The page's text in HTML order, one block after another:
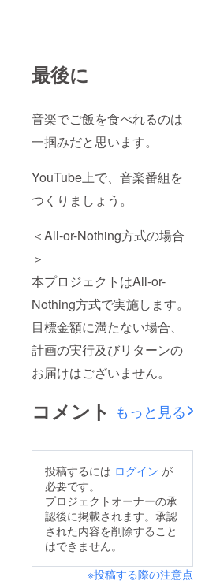
最後に
音楽でご飯を食べれるのは
一掴みだと思います。
YouTube上で、音楽番組を
つくりましょう。
＜All-or-Nothing方式の場合
＞
本プロジェクトはAll-or-
Nothing方式で実施します。
目標金額に満たない場合、
計画の実行及びリターンの
お届けはございません。
コメント もっと見る
投稿するには ログイン が
必要です。
プロジェクトオーナーの承
認後に掲載されます。承認
された内容を削除すること
はできません。
※投稿する際の注意点